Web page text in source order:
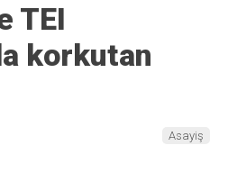
TEI
korkutan
Asayiş